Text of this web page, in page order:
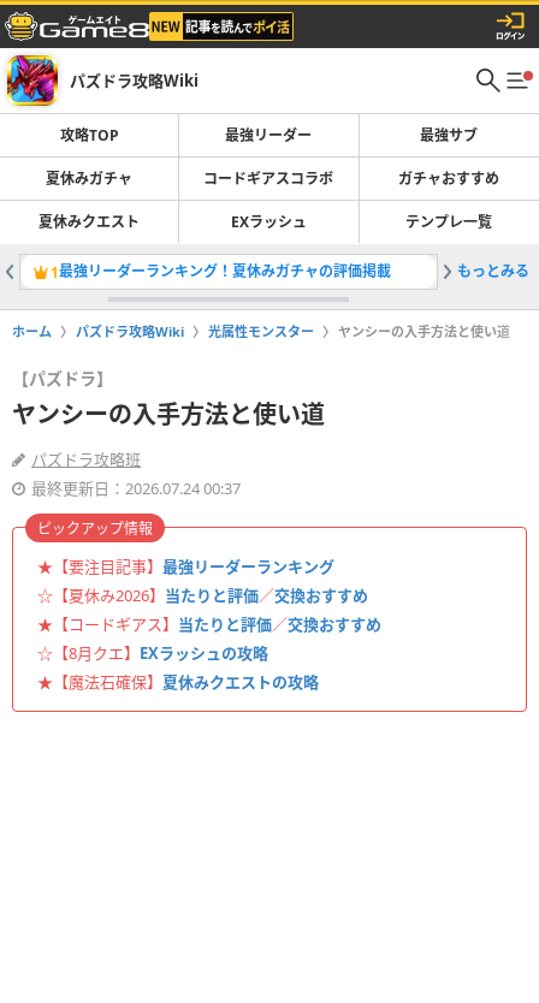
パズドラ攻略Wiki
攻略TOP 最強リーダー 最強サブ
夏休みガチャ コードギアスコラボ ガチャおすすめ
夏休みクエスト EXラッシュ テンプレ一覧
1最強リーダーランキング！夏休みガチャの評価掲載 2夏休み
もっとみる
ホーム パズドラ攻略Wiki 光属性モンスター ヤンシーの入手方法と使い道
【パズドラ】
ヤンシーの入手方法と使い道
パズドラ攻略班
最終更新日：2026.07.24 00:37
★【要注目記事】 最強リーダーランキング
☆【夏休み2026】 当たりと評価／交換おすすめ
★【コードギアス】 当たりと評価／交換おすすめ
☆【8月クエ】 EXラッシュの攻略
★【魔法石確保】 夏休みクエストの攻略
ピックアップ情報